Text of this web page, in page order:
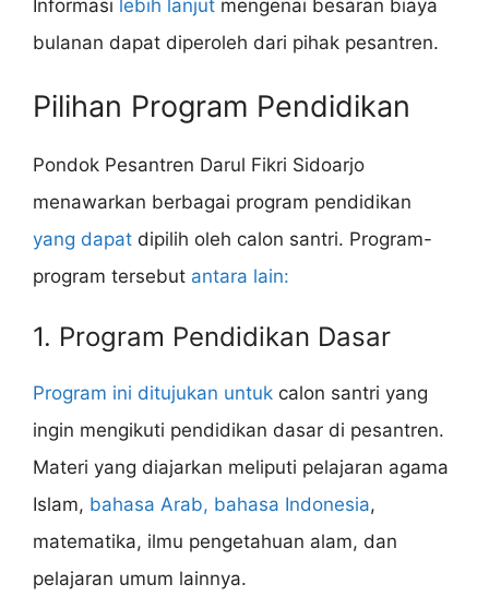
Informasi lebih lanjut mengenai besaran biaya
bulanan dapat diperoleh dari pihak pesantren.
Pilihan Program Pendidikan
Pondok Pesantren Darul Fikri Sidoarjo
menawarkan berbagai program pendidikan
yang dapat dipilih oleh calon santri. Program-
program tersebut antara lain:
1. Program Pendidikan Dasar
Program ini ditujukan untuk calon santri yang
ingin mengikuti pendidikan dasar di pesantren.
Materi yang diajarkan meliputi pelajaran agama
Islam, bahasa Arab, bahasa Indonesia,
matematika, ilmu pengetahuan alam, dan
pelajaran umum lainnya.